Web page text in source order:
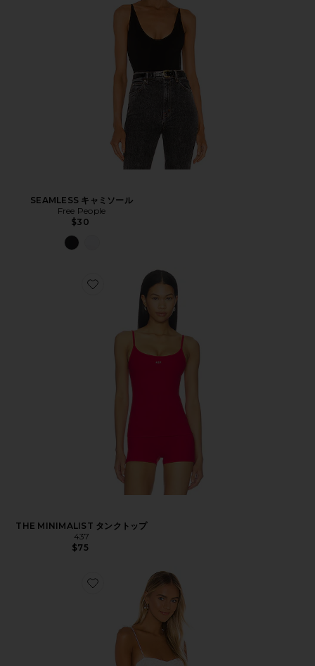
SEAMLESS キャミソール
Free People
$30
THE MINIMALIST タンクトップ
437
$75